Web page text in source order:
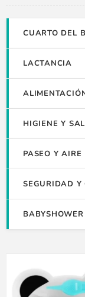
CUARTO DEL
LACTANCIA
HIGIENE Y
PASEO Y AIRE
SEGURIDAD
BABYSHOWER